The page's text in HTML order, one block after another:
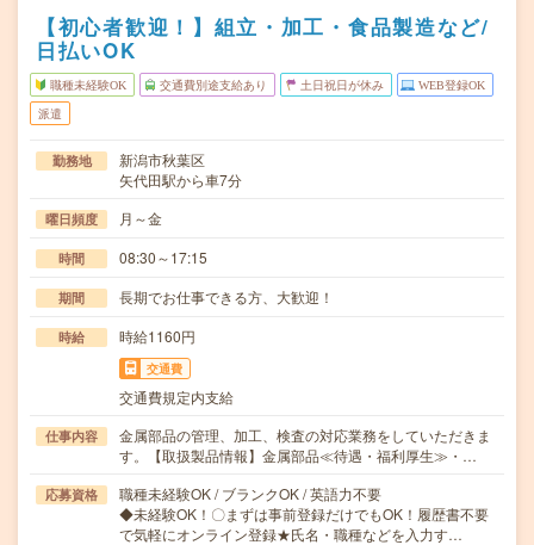
【初心者歓迎！】組立・加工・食品製造など/
日払いOK
職種未経験OK 交通費別途支給あり 土日祝日が休み WEB登録OK
派遣
勤務地
新潟市秋葉区
矢代田駅から車7分
曜日頻度 月～金
時間 08:30～17:15
期間 長期でお仕事できる方、大歓迎！
時給 時給1160円
交通費
交通費規定内支給
仕事内容
金属部品の管理、加工、検査の対応業務をしていただきま
す。【取扱製品情報】金属部品≪待遇・福利厚生≫・…
応募資格
職種未経験OK / ブランクOK / 英語力不要
◆未経験OK！〇まずは事前登録だけでもOK！履歴書不要
で気軽にオンライン登録★氏名・職種などを入力す…